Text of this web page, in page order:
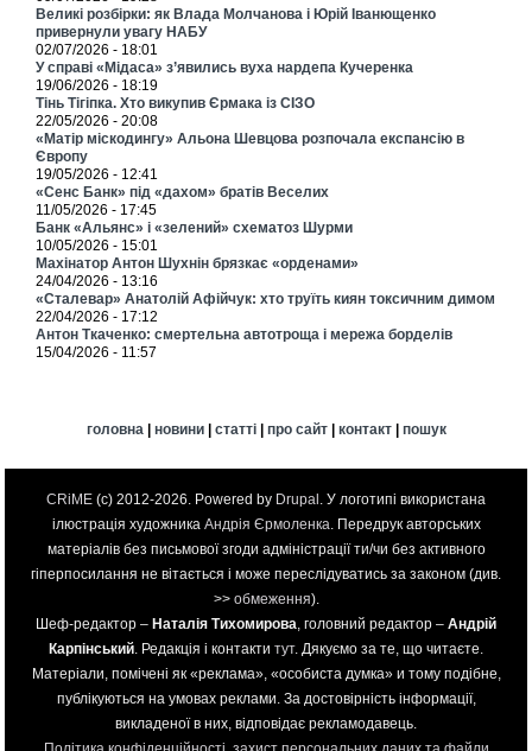
Великі розбірки: як Влада Молчанова і Юрій Іванющенко
привернули увагу НАБУ
02/07/2026 - 18:01
У справі «Мідаса» з’явились вуха нардепа Кучеренка
19/06/2026 - 18:19
Тінь Тігіпка. Хто викупив Єрмака із СІЗО
22/05/2026 - 20:08
«Матір міскодингу» Альона Шевцова розпочала експансію в
Європу
19/05/2026 - 12:41
«Сенс Банк» під «дахом» братів Веселих
11/05/2026 - 17:45
Банк «Альянс» і «зелений» схематоз Шурми
10/05/2026 - 15:01
Махінатор Антон Шухнін брязкає «орденами»
24/04/2026 - 13:16
«Сталевар» Анатолій Афійчук: хто труїть киян токсичним димом
22/04/2026 - 17:12
Антон Ткаченко: смертельна автотроща і мережа борделів
15/04/2026 - 11:57
головна | новини| статті| про сайт| контакт| пошук
CRiME (c) 2012-2026. Powered by Drupal . У логотипі використана
ілюстрація художника Андрія Єрмоленка . Передрук авторських
матеріалів без письмової згоди адміністрації ти/чи без активного
гіперпосилання не вітається і може переслідуватись за законом (див.
>> обмеження).
Шеф-редактор – Наталія Тихомирова , головний редактор – Андрій
Карпінський . Редакція і контакти тут. Дякуємо за те, що читаєте.
Матеріали, помічені як «реклама», «особиста думка» и тому подібне,
публікуються на умовах реклами. За достовірність інформації,
викладеної в них, відповідає рекламодавець.